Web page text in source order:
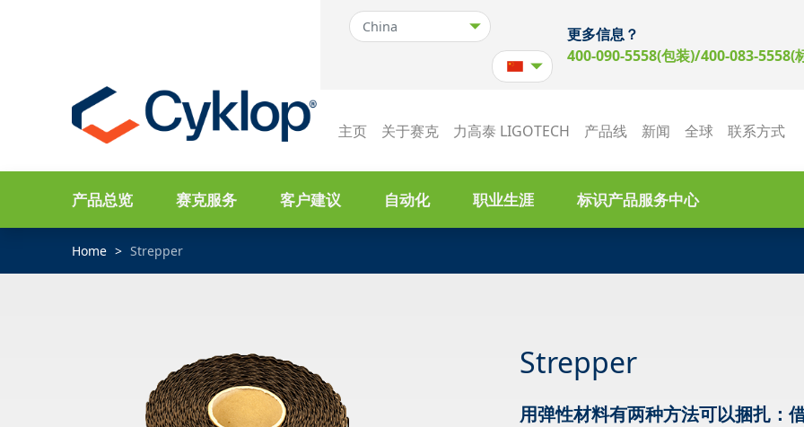
主页 关于赛克 力高泰 LIGOTECH 产品线 新闻 全球 联系方式
更多信息？
400-090-5558(包装)/400-083-5558(
产品总览 赛克服务 客户建议 自动化 职业生涯 标识产品服务中心
Home Strepper
Strepper
用弹性材料有两种方法可以捆扎：